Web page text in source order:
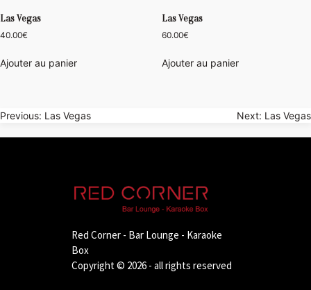
Las Vegas
40.00€
Ajouter au panier
Las Vegas
60.00€
Ajouter au panier
Navigation
de
Previous: Las Vegas Next: Las Vegas
Red Corner - Bar Lounge - Karaoke
Box
Copyright © 2026 - all rights reserved